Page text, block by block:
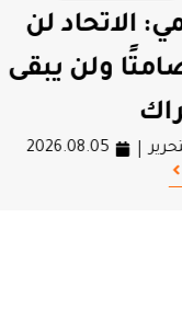
لن
ولن يبقى
2026.08.05